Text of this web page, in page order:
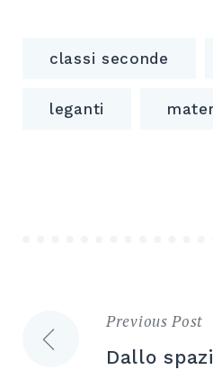
classi seconde
leganti
Navigazione
Previous Post
Dallo